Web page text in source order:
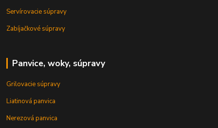
Servírovacie súpravy
Zabíjačkové súpravy
Panvice, woky, súpravy
Grilovacie súpravy
Liatinová panvica
Nerezová panvica